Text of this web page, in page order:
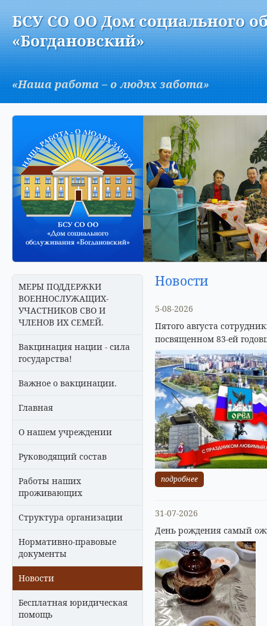
AБСУ СО ОО Дом социального
«Богдановский»
«Наша работа – о людях забота»
МЕРЫ ПОДДЕРЖКИ
ВОЕННОСЛУЖАЩИХ-
УЧАСТНИКОВ СВО И
ЧЛЕНОВ ИХ СЕМЕЙ.
Вакцинация нации - сила
государства!
Важное о вакцинации.
Главная
О нашем учреждении
Руководящий состав
Работы наших
проживающих
Структура организации
Нормативно-правовые
документы
Новости
Бесплатная юридическая
помощь
Новости
5-08-2026
Пятого августа
посвященном 83-ей
подробнее
31-07-2026
День рождения самый